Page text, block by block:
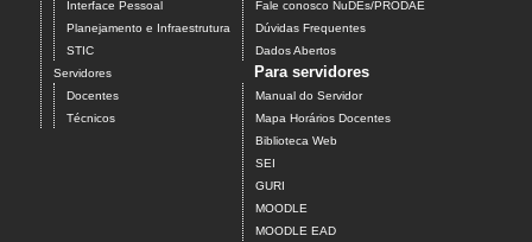
Interface Pessoal
Planejamento e Infraestrutura
STIC
Servidores
Docentes
Técnicos
Fale conosco NuDEs/PRODAE
Dúvidas Frequentes
Dados Abertos
Para servidores
Manual do Servidor
Mapa Horários Docentes
Biblioteca Web
SEI
GURI
MOODLE
MOODLE EAD